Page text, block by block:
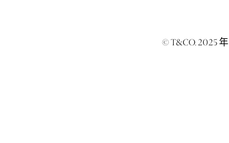
© T&CO. 2025 年